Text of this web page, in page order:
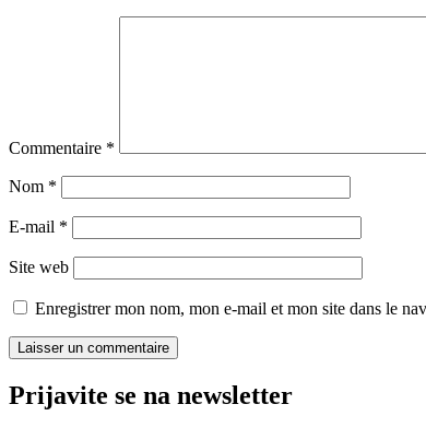
Commentaire *
Nom *
E-mail *
Site web
Enregistrer mon nom, mon e-mail et mon site dans le
Prijavite se na newsletter